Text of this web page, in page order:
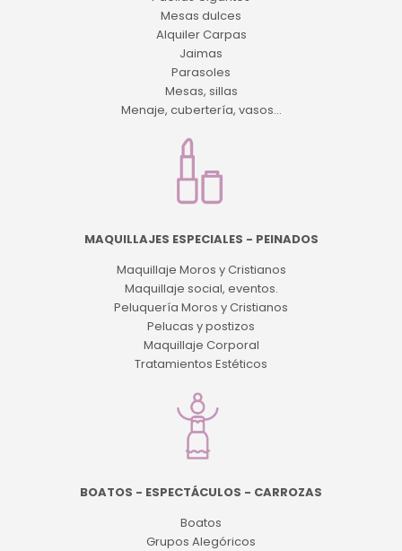
Mesas dulces
Alquiler Carpas
Jaimas
Parasoles
Mesas, sillas
Menaje, cubertería, vasos...
MAQUILLAJES ESPECIALES - PEINADOS
Maquillaje Moros y Cristianos
Maquillaje social, eventos.
Peluquería Moros y Cristianos
Pelucas y postizos
Maquillaje Corporal
Tratamientos Estéticos
BOATOS - ESPECTÁCULOS - CARROZAS
Boatos
Grupos Alegóricos